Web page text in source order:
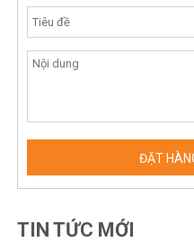
TIN TỨC MỚI